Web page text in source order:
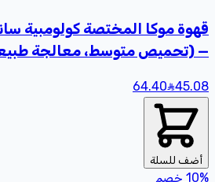
— (تحميص متوسط، معالجة
45.08
64.40
أضف للسلة
10% خصم